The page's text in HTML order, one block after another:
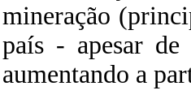
mineração
país - apesar de
aumentando a